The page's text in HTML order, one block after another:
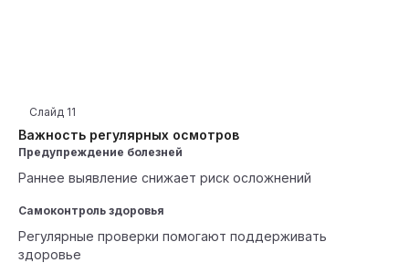
Важность регулярных осмотров
Слайд 11
Предупреждение болезней
Раннее выявление снижает риск осложнений
Самоконтроль здоровья
Регулярные проверки помогают поддерживать
здоровье